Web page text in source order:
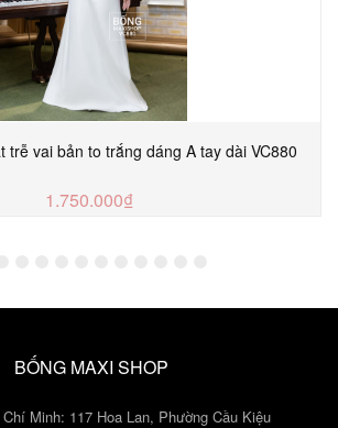
trễ vai bản to trắng dáng A tay dài VC880
1.750.000₫
BỐNG MAXI SHOP
Minh: 117 Hoa Lan, Phường Cầu Kiệu